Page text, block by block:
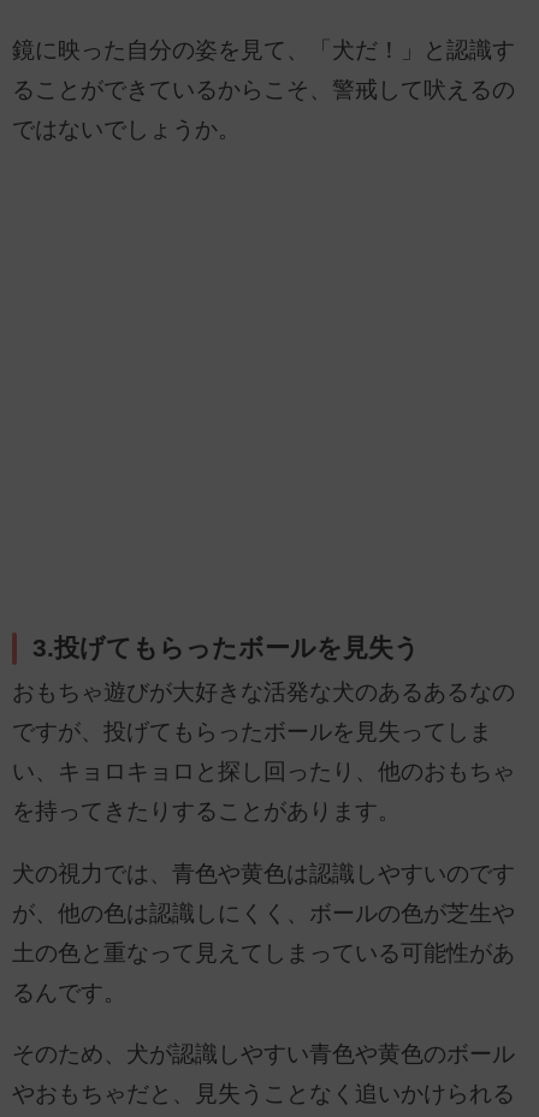
鏡に映った自分の姿を見て、「犬だ！」と認識す
ることができているからこそ、警戒して吠えるの
ではないでしょうか。
3.投げてもらったボールを見失う
おもちゃ遊びが大好きな活発な犬のあるあるなの
ですが、投げてもらったボールを見失ってしま
い、キョロキョロと探し回ったり、他のおもちゃ
を持ってきたりすることがあります。
犬の視力では、青色や黄色は認識しやすいのです
が、他の色は認識しにくく、ボールの色が芝生や
土の色と重なって見えてしまっている可能性があ
るんです。
そのため、犬が認識しやすい青色や黄色のボール
やおもちゃだと、見失うことなく追いかけられる